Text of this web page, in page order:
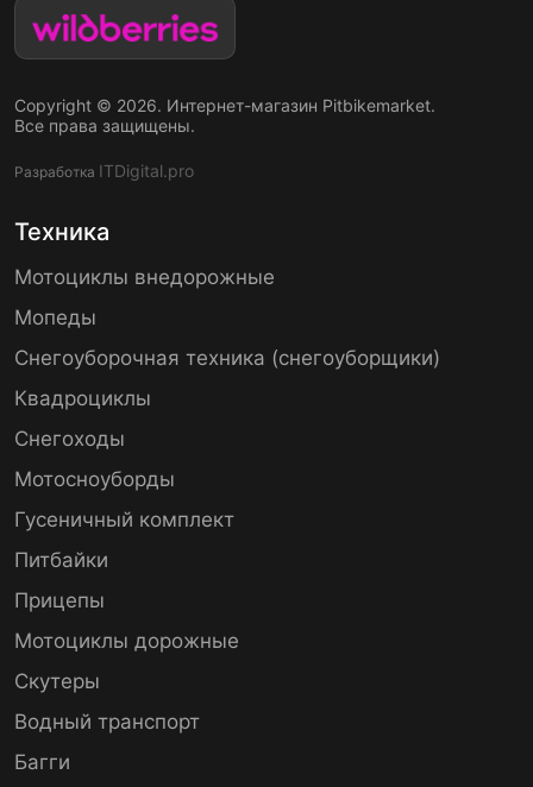
Copyright © 2026. Интернет-магазин Pitbikemarket.
Все права защищены.
Разработка ITDigital.pro
Техника
Мотоциклы внедорожные
Мопеды
Снегоуборочная техника (снегоуборщики)
Квадроциклы
Снегоходы
Мотосноуборды
Гусеничный комплект
Питбайки
Прицепы
Мотоциклы дорожные
Скутеры
Водный транспорт
Багги